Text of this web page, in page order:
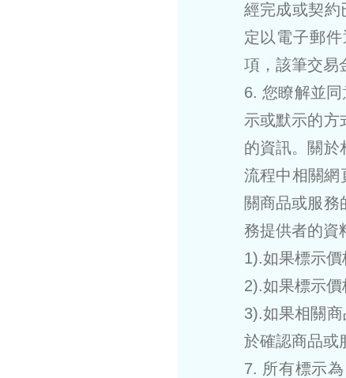
經完成或契約
定以電子郵
項，該筆交易
6. 您瞭解並
示或默示的方
的資訊。關於
流程中相關網
關商品或服務
務提供者的資
1).如果標示價
2).如果標示價
3).如果相關
於確認商品或
7. 所有標示